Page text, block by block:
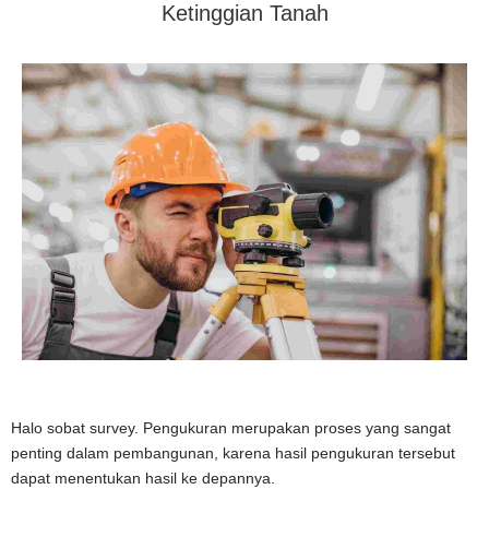
Ketinggian Tanah
Halo sobat survey. Pengukuran merupakan proses yang sangat
penting dalam pembangunan, karena hasil pengukuran tersebut
dapat menentukan hasil ke depannya.